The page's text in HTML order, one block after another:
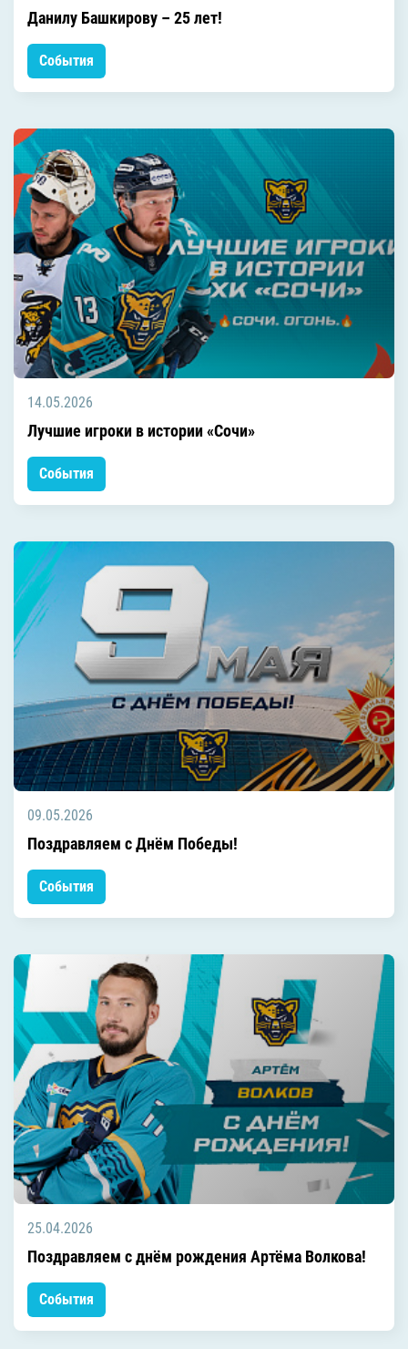
Данилу Башкирову – 25 лет!
События
14.05.2026
Лучшие игроки в истории «Сочи»
События
09.05.2026
Поздравляем с Днём Победы!
События
25.04.2026
Поздравляем с днём рождения Артёма Волкова!
События